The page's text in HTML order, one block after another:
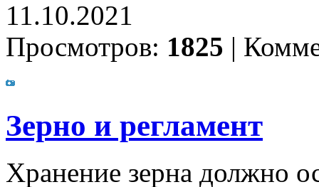
11.10.2021
Просмотров: 1825 |
Зерно и регламент
Хранение зерна должно